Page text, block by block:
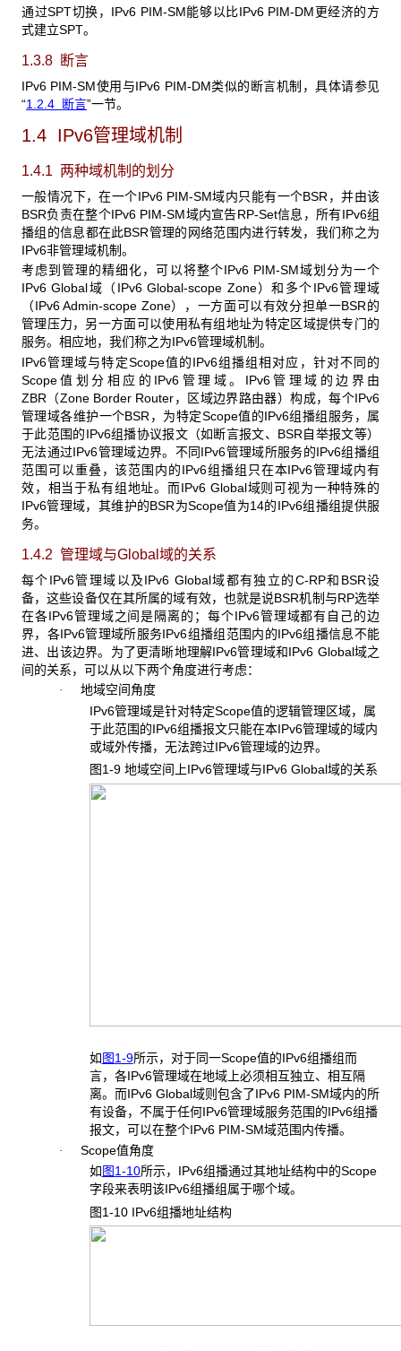
通过SPT切换，IPv6 PIM-SM能够以比IPv6 PIM-DM更经济的方
式建立SPT。
1.3.8 断言
IPv6 PIM-SM使用与IPv6 PIM-DM类似的断言机制，具体请参见
“1.2.4 断言”一节。
1.4 IPv6管理域机制
1.4.1 两种域机制的划分
一般情况下，在一个IPv6 PIM-SM域内只能有一个BSR，并由该
BSR负责在整个IPv6 PIM-SM域内宣告RP-Set信息，所有IPv6组
播组的信息都在此BSR管理的网络范围内进行转发，我们称之为
IPv6非管理域机制。
考虑到管理的精细化，可以将整个IPv6 PIM-SM域划分为一个
IPv6 Global域（IPv6 Global-scope Zone）和多个IPv6管理域
（IPv6 Admin-scope Zone），一方面可以有效分担单一BSR的
管理压力，另一方面可以使用私有组地址为特定区域提供专门的
服务。相应地，我们称之为IPv6管理域机制。
IPv6管理域与特定Scope值的IPv6组播组相对应，针对不同的
Scope值划分相应的IPv6管理域。IPv6管理域的边界由
ZBR（Zone Border Router，区域边界路由器）构成，每个IPv6
管理域各维护一个BSR，为特定Scope值的IPv6组播组服务，属
于此范围的IPv6组播协议报文（如断言报文、BSR自举报文等）
无法通过IPv6管理域边界。不同IPv6管理域所服务的IPv6组播组
范围可以重叠，该范围内的IPv6组播组只在本IPv6管理域内有
效，相当于私有组地址。而IPv6 Global域则可视为一种特殊的
IPv6管理域，其维护的BSR为Scope值为14的IPv6组播组提供服
务。
1.4.2 管理域与Global 域的关系
每个IPv6管理域以及IPv6 Global域都有独立的C-RP和BSR设
备，这些设备仅在其所属的域有效，也就是说BSR机制与RP选举
在各IPv6管理域之间是隔离的；每个IPv6管理域都有自己的边
界，各IPv6管理域所服务IPv6组播组范围内的IPv6组播信息不能
进、出该边界。为了更清晰地理解IPv6管理域和IPv6 Global域之
间的关系，可以从以下两个角度进行考虑：
· 地域空间角度
IPv6管理域是针对特定Scope值的逻辑管理区域，属
于此范围的IPv6组播报文只能在本IPv6管理域的域内
或域外传播，无法跨过IPv6管理域的边界。
图1-9 地域空间上IPv6管理域与IPv6 Global域的关系
如图1-9所示，对于同一Scope值的IPv6组播组而
言，各IPv6管理域在地域上必须相互独立、相互隔
离。而IPv6 Global域则包含了IPv6 PIM-SM域内的所
有设备，不属于任何IPv6管理域服务范围的IPv6组播
报文，可以在整个IPv6 PIM-SM域范围内传播。
· Scope值角度
如图1-10所示，IPv6组播通过其地址结构中的Scope
字段来表明该IPv6组播组属于哪个域。
图1-10 IPv6组播地址结构